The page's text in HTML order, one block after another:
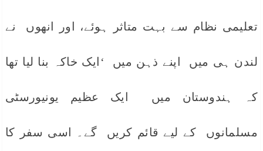
تعلیمی نظام سے بہت متاثر ہوئے، اور انھوں نے
لندن ہی میں اپنے ذہن میں ‘ایک خاکہ بنا لیا تھا
کہ ہندوستان میں ایک عظیم یونیورسٹی
مسلمانوں کے لیے قائم کریں گے۔ اسی سفر کا